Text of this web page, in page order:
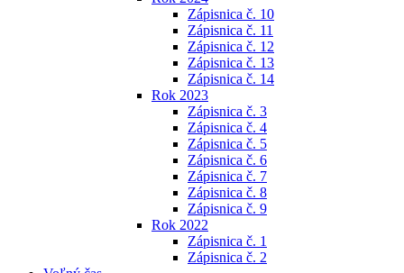
Zápisnica č. 10
Zápisnica č. 11
Zápisnica č. 12
Zápisnica č. 13
Zápisnica č. 14
Rok 2023
Zápisnica č. 3
Zápisnica č. 4
Zápisnica č. 5
Zápisnica č. 6
Zápisnica č. 7
Zápisnica č. 8
Zápisnica č. 9
Rok 2022
Zápisnica č. 1
Zápisnica č. 2